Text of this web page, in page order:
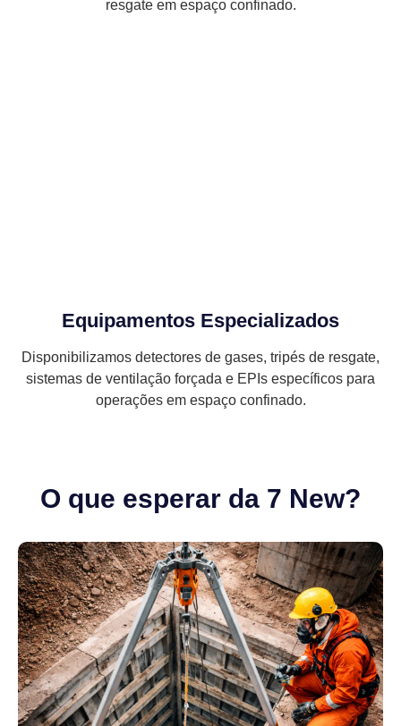
resgate em espaço confinado.
Equipamentos Especializados
Disponibilizamos detectores de gases, tripés de resgate,
sistemas de ventilação forçada e EPIs específicos para
operações em espaço confinado.
O que esperar da 7 New?